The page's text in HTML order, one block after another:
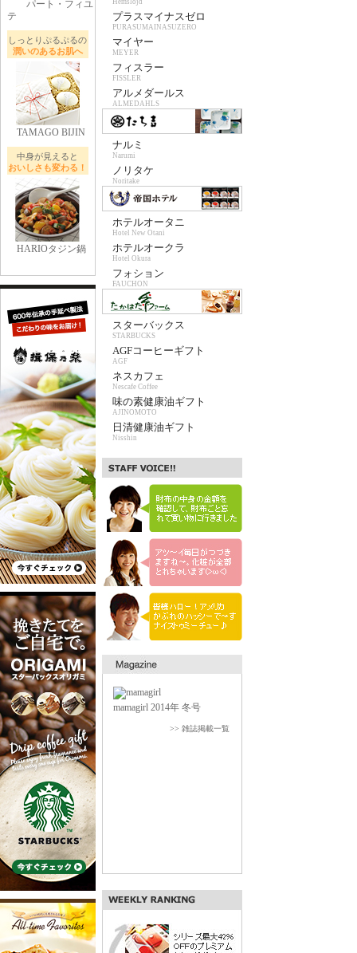
パート・フィユ
テ
しっとりぷるぷるの
潤いのあるお肌へ
TAMAGO BIJIN
中身が見えると
おいしさも変わる！
HARIOタジン鍋
Hemslojd
プラスマイナスゼロ
PURASUMAINASUZERO
マイヤー
MEYER
フィスラー
FISSLER
アルメダールス
ALMEDAHLS
ナルミ
Narumi
ノリタケ
Noritake
ホテルオータニ
Hotel New Otani
ホテルオークラ
Hotel Okura
フォション
FAUCHON
スターバックス
STARBUCKS
AGFコーヒーギフト
AGF
ネスカフェ
Nescafe Coffee
味の素健康油ギフト
AJINOMOTO
日清健康油ギフト
Nisshin
mamagirl 2014年 冬号
>> 雑誌掲載一覧